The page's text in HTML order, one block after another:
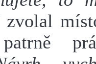
zvolal
patrně